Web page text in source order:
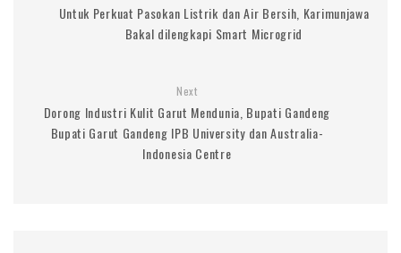
Untuk Perkuat Pasokan Listrik dan Air Bersih, Karimunjawa
Bakal dilengkapi Smart Microgrid
Next
Dorong Industri Kulit Garut Mendunia, Bupati Gandeng
Bupati Garut Gandeng IPB University dan Australia-
Indonesia Centre